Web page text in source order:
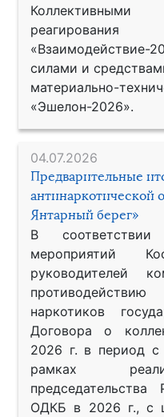
Коллективными
«Взаимодействие-
силами и
материально-
«Эшелон-2026».
04.07.2026
Предварительные
антинаркотической
Янтарный берег»
В
мероприятий
руководителей
наркотиков
Договора о
2026 г. в период
рамках
ОДКБ в 2026 г., с